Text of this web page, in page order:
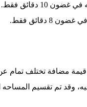
10 دقائق فقط.
مضافة تختلف تمام
تم تقسيم المساحه